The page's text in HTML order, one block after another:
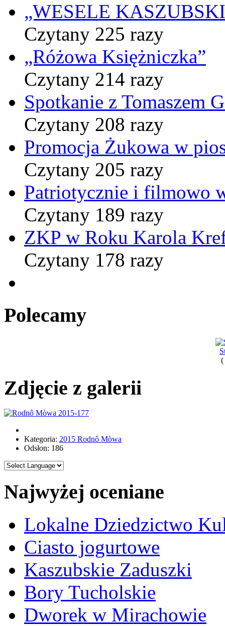
„WESELE
Czytany 225 razy
„Różowa Księżniczka”
Czytany 214 razy
Spotkanie z Tomaszem
Czytany 208 razy
Promocja Żukowa w
Czytany 205 razy
Patriotycznie i filmowo
Czytany 189 razy
ZKP w Roku Karola
Czytany 178 razy
Polecamy
(
Zdjęcie z galerii
Kategoria: 2015 Rodnô Mòwa
Odsłon: 186
Najwyżej oceniane
Lokalne Dziedzictwo
Ciasto jogurtowe
Kaszubskie Zaduszki
Bory Tucholskie
Dworek w Mirachowie